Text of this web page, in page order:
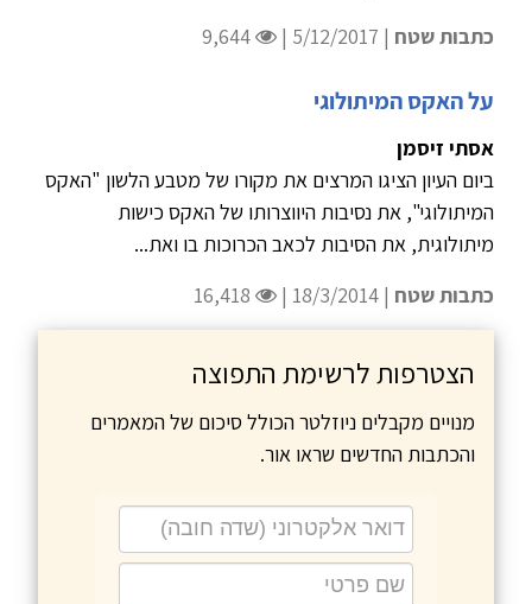
כתבות שטח | 5/12/2017 |
על האקס המיתולוגי
אסתי זיסמן
ביום העיון הציגו המרצים את מקורו של מטבע הלשון "האקס
המיתולוגי", את נסיבות היווצרותו של האקס כישות
מיתולוגית, את הסיבות לכאב הכרוכות בו ואת...
כתבות שטח | 18/3/2014 |
הצטרפות לרשימת התפוצה
מנויים מקבלים ניוזלטר הכולל סיכום של המאמרים
והכתבות החדשים שראו אור.